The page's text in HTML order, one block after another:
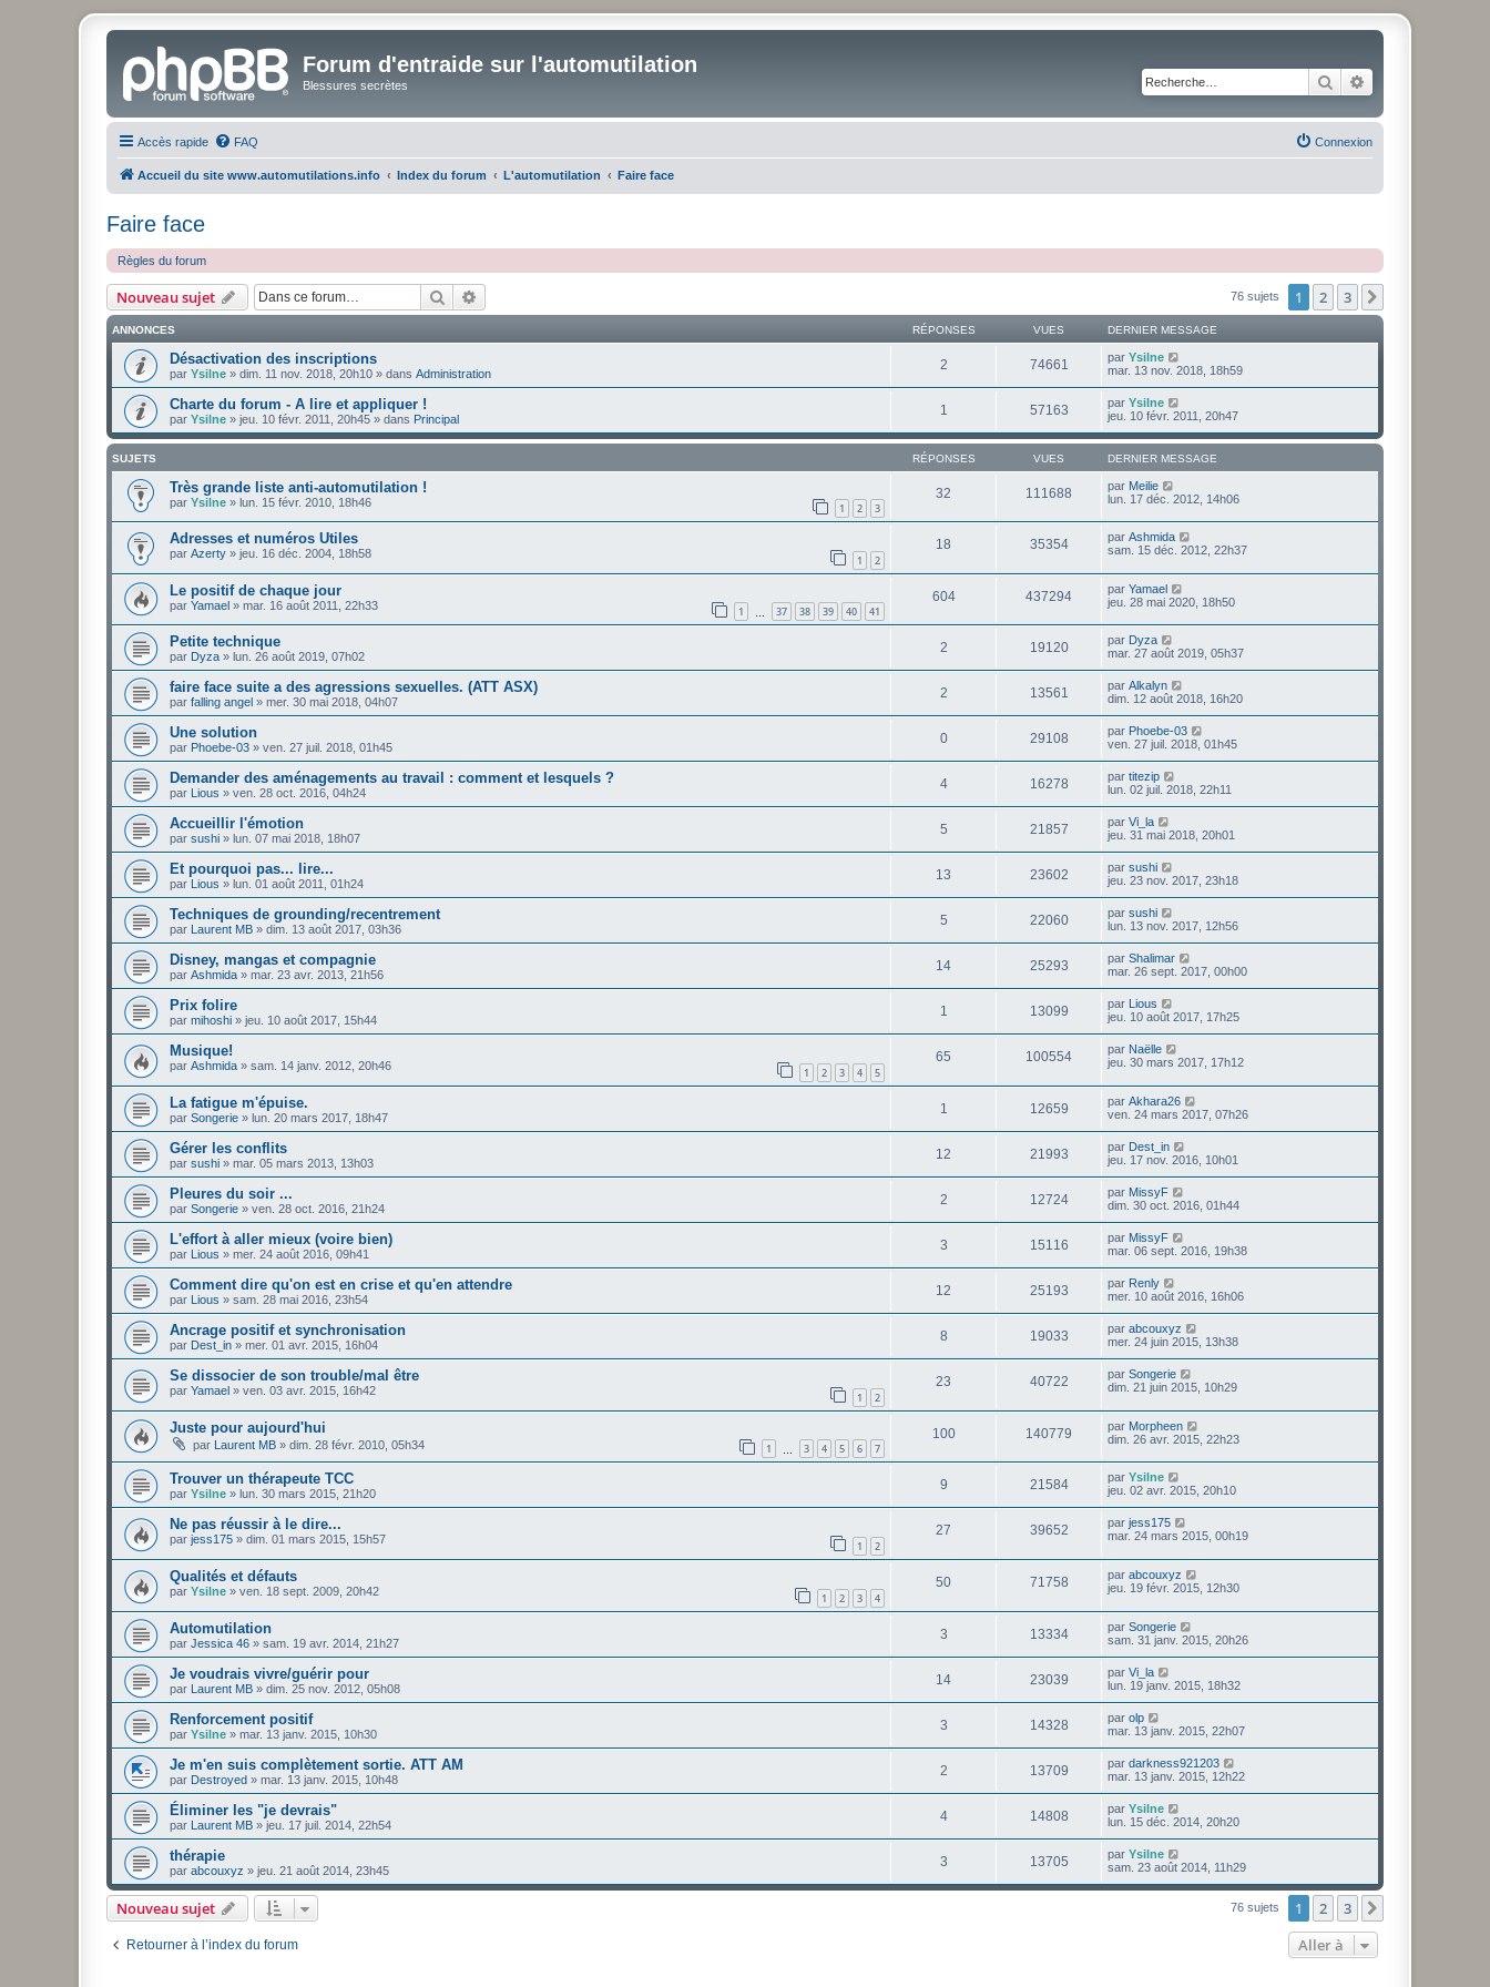
Forum d'entraide sur l'automutilation
Blessures secrètes Rechercher
Accès rapide FAQ Connexion
Accueil du site www.automutilations.info Index du forum L'automutilation Faire face
Faire face
Règles du forum
Nouveau sujet Rechercher 76 sujets 1 2 3
ANNONCES RÉPONSES VUES DERNIER MESSAGE
Désactivation des inscriptions
par Ysilne » dim. 11 nov. 2018, 20h10 » dans Administration
2 74661 par Ysilne
mar. 13 nov. 2018, 18h59
Charte du forum - A lire et appliquer !
par Ysilne » jeu. 10 févr. 2011, 20h45 » dans Principal
1 57163 par Ysilne
jeu. 10 févr. 2011, 20h47
SUJETS RÉPONSES VUES DERNIER MESSAGE
Très grande liste anti-automutilation !
par Ysilne » lun. 15 févr. 2010, 18h46 1 2 3
32 111688 par Meilie
lun. 17 déc. 2012, 14h06
Adresses et numéros Utiles
par Azerty » jeu. 16 déc. 2004, 18h58 1 2
18 35354 par Ashmida
sam. 15 déc. 2012, 22h37
Le positif de chaque jour
par Yamael » mar. 16 août 2011, 22h33 1 37 38 39 40 41
604 437294 par Yamael
jeu. 28 mai 2020, 18h50
Petite technique
par Dyza » lun. 26 août 2019, 07h02
2 19120 par Dyza
mar. 27 août 2019, 05h37
faire face suite a des agressions sexuelles. (ATT ASX)
par falling angel » mer. 30 mai 2018, 04h07
2 13561 par Alkalyn
dim. 12 août 2018, 16h20
Une solution
par Phoebe-03 » ven. 27 juil. 2018, 01h45
0 29108 par Phoebe-03
ven. 27 juil. 2018, 01h45
Demander des aménagements au travail : comment et lesquels ?
par Lious » ven. 28 oct. 2016, 04h24
4 16278 par titezip
lun. 02 juil. 2018, 22h11
Accueillir l'émotion
par sushi » lun. 07 mai 2018, 18h07
5 21857 par Vi_la
jeu. 31 mai 2018, 20h01
Et pourquoi pas... lire...
par Lious » lun. 01 août 2011, 01h24
13 23602 par sushi
jeu. 23 nov. 2017, 23h18
Techniques de grounding/recentrement
par Laurent MB » dim. 13 août 2017, 03h36
5 22060 par sushi
lun. 13 nov. 2017, 12h56
Disney, mangas et compagnie
par Ashmida » mar. 23 avr. 2013, 21h56
14 25293 par Shalimar
mar. 26 sept. 2017, 00h00
Prix folire
par mihoshi » jeu. 10 août 2017, 15h44
1 13099 par Lious
jeu. 10 août 2017, 17h25
Musique!
par Ashmida » sam. 14 janv. 2012, 20h46 1 2 3 4 5
65 100554 par Naëlle
jeu. 30 mars 2017, 17h12
La fatigue m'épuise.
par Songerie » lun. 20 mars 2017, 18h47
1 12659 par Akhara26
ven. 24 mars 2017, 07h26
Gérer les conflits
par sushi » mar. 05 mars 2013, 13h03
12 21993 par Dest_in
jeu. 17 nov. 2016, 10h01
Pleures du soir ...
par Songerie » ven. 28 oct. 2016, 21h24
2 12724 par MissyF
dim. 30 oct. 2016, 01h44
L'effort à aller mieux (voire bien)
par Lious » mer. 24 août 2016, 09h41
3 15116 par MissyF
mar. 06 sept. 2016, 19h38
Comment dire qu'on est en crise et qu'en attendre
par Lious » sam. 28 mai 2016, 23h54
12 25193 par Renly
mer. 10 août 2016, 16h06
Ancrage positif et synchronisation
par Dest_in » mer. 01 avr. 2015, 16h04
8 19033 par abcouxyz
mer. 24 juin 2015, 13h38
Se dissocier de son trouble/mal être
par Yamael » ven. 03 avr. 2015, 16h42 1 2
23 40722 par Songerie
dim. 21 juin 2015, 10h29
Juste pour aujourd'hui
par Laurent MB » dim. 28 févr. 2010, 05h34 1 3 4 5 6 7
100 140779 par Morpheen
dim. 26 avr. 2015, 22h23
Trouver un thérapeute TCC
par Ysilne » lun. 30 mars 2015, 21h20
9 21584 par Ysilne
jeu. 02 avr. 2015, 20h10
Ne pas réussir à le dire...
par jess175 » dim. 01 mars 2015, 15h57 1 2
27 39652 par jess175
mar. 24 mars 2015, 00h19
Qualités et défauts
par Ysilne » ven. 18 sept. 2009, 20h42 1 2 3 4
50 71758 par abcouxyz
jeu. 19 févr. 2015, 12h30
Automutilation
par Jessica 46 » sam. 19 avr. 2014, 21h27
3 13334 par Songerie
sam. 31 janv. 2015, 20h26
Je voudrais vivre/guérir pour
par Laurent MB » dim. 25 nov. 2012, 05h08
14 23039 par Vi_la
lun. 19 janv. 2015, 18h32
Renforcement positif
par Ysilne » mar. 13 janv. 2015, 10h30
3 14328 par olp
mar. 13 janv. 2015, 22h07
Je m'en suis complètement sortie. ATT AM
par Destroyed » mar. 13 janv. 2015, 10h48
2 13709 par darkness921203
mar. 13 janv. 2015, 12h22
Éliminer les "je devrais"
par Laurent MB » jeu. 17 juil. 2014, 22h54
4 14808 par Ysilne
lun. 15 déc. 2014, 20h20
thérapie
par abcouxyz » jeu. 21 août 2014, 23h45
3 13705 par Ysilne
sam. 23 août 2014, 11h29
Nouveau sujet 76 sujets 1 2 3
Retourner à l’index du forum Aller à